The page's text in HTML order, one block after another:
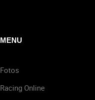
MENU
Fotos
Racing Online